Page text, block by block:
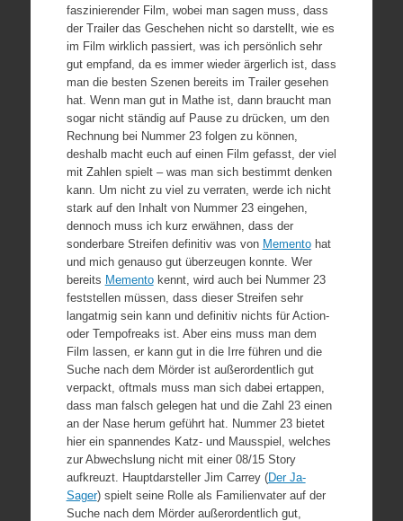
faszinierender Film, wobei man sagen muss, dass
der Trailer das Geschehen nicht so darstellt, wie es
im Film wirklich passiert, was ich persönlich sehr
gut empfand, da es immer wieder ärgerlich ist, dass
man die besten Szenen bereits im Trailer gesehen
hat. Wenn man gut in Mathe ist, dann braucht man
sogar nicht ständig auf Pause zu drücken, um den
Rechnung bei Nummer 23 folgen zu können,
deshalb macht euch auf einen Film gefasst, der viel
mit Zahlen spielt – was man sich bestimmt denken
kann. Um nicht zu viel zu verraten, werde ich nicht
stark auf den Inhalt von Nummer 23 eingehen,
dennoch muss ich kurz erwähnen, dass der
sonderbare Streifen definitiv was von Mementohat
und mich genauso gut überzeugen konnte. Wer
bereits Mementokennt, wird auch bei Nummer 23
feststellen müssen, dass dieser Streifen sehr
langatmig sein kann und definitiv nichts für Action-
oder Tempofreaks ist. Aber eins muss man dem
Film lassen, er kann gut in die Irre führen und die
Suche nach dem Mörder ist außerordentlich gut
verpackt, oftmals muss man sich dabei ertappen,
dass man falsch gelegen hat und die Zahl 23 einen
an der Nase herum geführt hat. Nummer 23 bietet
hier ein spannendes Katz- und Mausspiel, welches
zur Abwechslung nicht mit einer 08/15 Story
aufkreuzt. Hauptdarsteller Jim Carrey (Der Ja-
Sager) spielt seine Rolle als Familienvater auf der
Suche nach dem Mörder außerordentlich gut,